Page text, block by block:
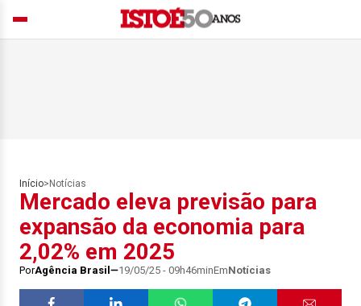
Início> Notícias
Mercado eleva previsão para
expansão da economia para
2,02% em 2025
PorAgência Brasil 19/05/25 - 09h46minEmNotícias